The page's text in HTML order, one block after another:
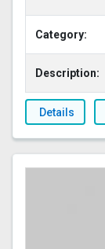
Category:
Description:
Details